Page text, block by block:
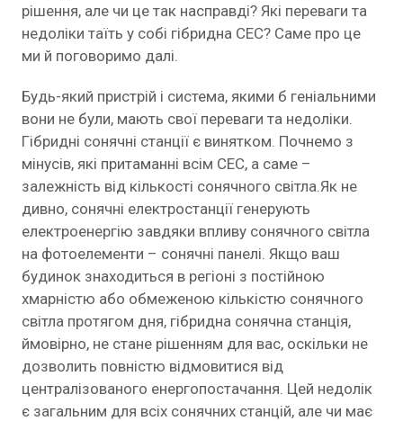
рішення, але чи це так насправді? Які переваги та
недоліки таїть у собі гібридна СЕС? Саме про це
ми й поговоримо далі.
Будь-який пристрій і система, якими б геніальними
вони не були, мають свої переваги та недоліки.
Гібридні сонячні станції є винятком. Почнемо з
мінусів, які притаманні всім СЕС, а саме –
залежність від кількості сонячного світла.Як не
дивно, сонячні електростанції генерують
електроенергію завдяки впливу сонячного світла
на фотоелементи – сонячні панелі. Якщо ваш
будинок знаходиться в регіоні з постійною
хмарністю або обмеженою кількістю сонячного
світла протягом дня, гібридна сонячна станція,
ймовірно, не стане рішенням для вас, оскільки не
дозволить повністю відмовитися від
централізованого енергопостачання. Цей недолік
є загальним для всіх сонячних станцій, але чи має